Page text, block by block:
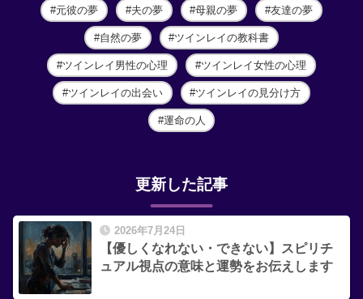
元彼の夢 夫の夢 母親の夢 友達の夢
自然の夢 ツインレイの教科書
ツインレイ男性の心理 ツインレイ女性の心理
ツインレイの出会い ツインレイの見分け方
運命の人
更新した記事
2026年7月24日
【優しくなれない・できない】スピリチ
ュアル視点の意味と運勢をお伝えします